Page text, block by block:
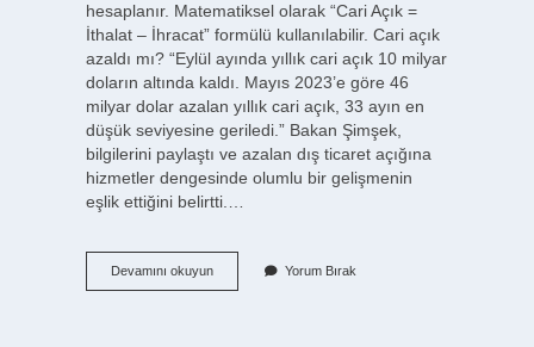
hesaplanır. Matematiksel olarak “Cari Açık =
İthalat – İhracat” formülü kullanılabilir. Cari açık
azaldı mı? “Eylül ayında yıllık cari açık 10 milyar
doların altında kaldı. Mayıs 2023’e göre 46
milyar dolar azalan yıllık cari açık, 33 ayın en
düşük seviyesine geriledi.” Bakan Şimşek,
bilgilerini paylaştı ve azalan dış ticaret açığına
hizmetler dengesinde olumlu bir gelişmenin
eşlik ettiğini belirtti.…
Devamını okuyun2024
Cari
Yorum Bırak